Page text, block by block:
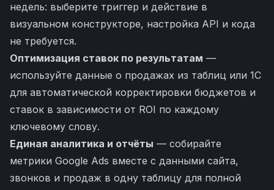
недель: выберите триггер и действие в
визуальном конструкторе, настройка API и кода
не требуется.
Оптимизация ставок по результатам —
используйте данные о продажах из таблиц или 1С
для автоматической корректировки бюджетов и
ставок в зависимости от ROI по каждому
ключевому слову.
Единая аналитика и отчёты — собирайте
метрики Google Ads вместе с данными сайта,
звонков и продаж в одну таблицу для полной